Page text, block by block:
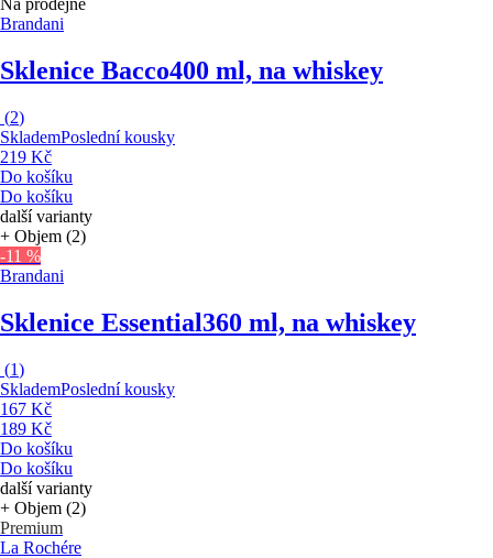
Na prodejně
Brandani
Sklenice Bacco400 ml, na whiskey
(2)
SklademPoslední kousky
219 Kč
Do košíku
Do košíku
další varianty
+ Objem (2)
-11 %
Brandani
Sklenice Essential360 ml, na whiskey
(1)
SklademPoslední kousky
167 Kč
189 Kč
Do košíku
Do košíku
další varianty
+ Objem (2)
Premium
La Rochére